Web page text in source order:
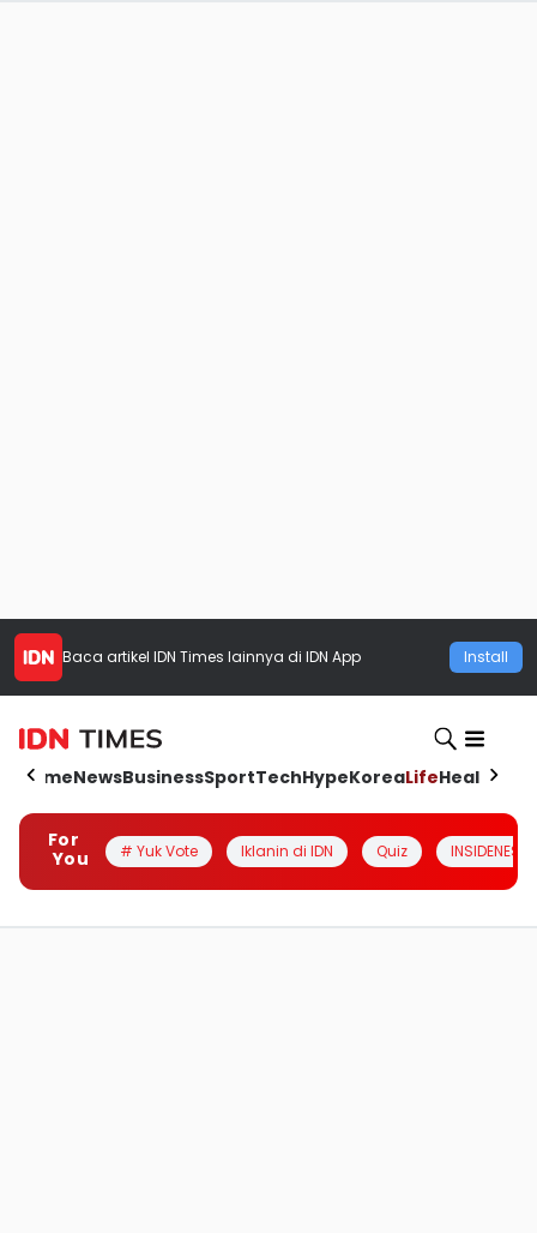
Baca artikel IDN Times lainnya di IDN App Install
HomeNewsBusinessSportTechHypeKoreaLifeHealth
For
You
# Yuk Vote Iklanin di IDN Quiz INSIDENESIA